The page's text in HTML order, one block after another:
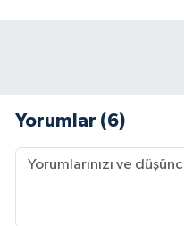
Yorumlar (6)